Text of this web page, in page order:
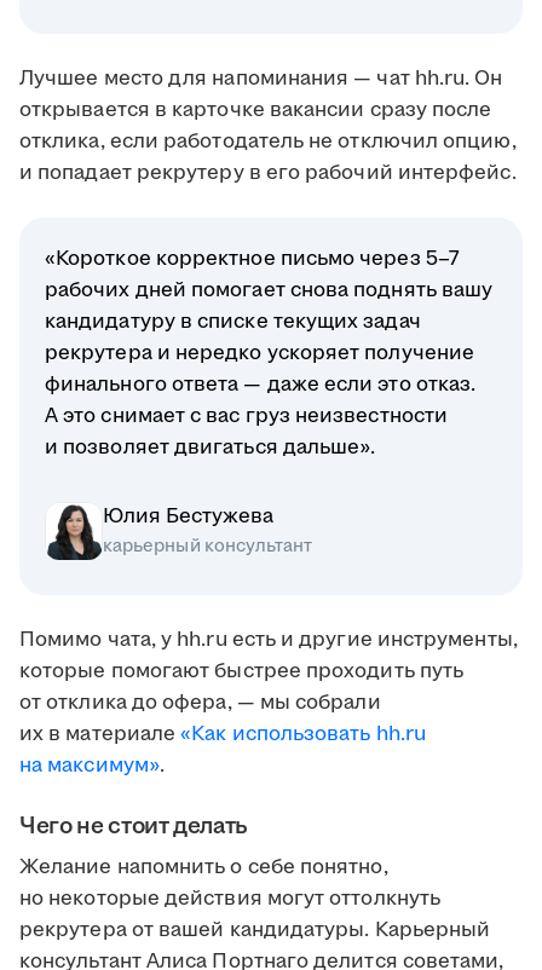
Лучшее место для напоминания — чат hh.ru. Он
открывается в карточке вакансии сразу после
отклика, если работодатель не отключил опцию,
и попадает рекрутеру в его рабочий интерфейс.
«Короткое корректное письмо через 5–7
рабочих дней помогает снова поднять вашу
кандидатуру в списке текущих задач
рекрутера и нередко ускоряет получение
финального ответа — даже если это отказ.
А это снимает с вас груз неизвестности
и позволяет двигаться дальше».
Юлия Бестужева
карьерный консультант
Помимо чата, у hh.ru есть и другие инструменты,
которые помогают быстрее проходить путь
от отклика до офера, — мы собрали
их в материале«Как использовать hh.ru
на максимум».
Чего не стоит делать
Желание напомнить о себе понятно,
но некоторые действия могут оттолкнуть
рекрутера от вашей кандидатуры. Карьерный
консультант Алиса Портнаго делится советами,